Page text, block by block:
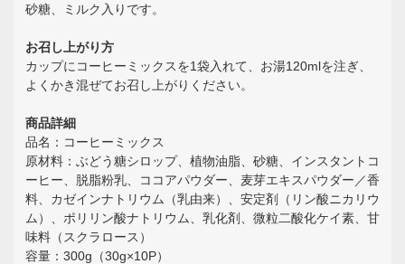
砂糖、ミルク入りです。
お召し上がり方
カップにコーヒーミックスを1袋入れて、お湯120mlを注ぎ、
よくかき混ぜてお召し上がりください。
商品詳細
品名：コーヒーミックス
原材料：ぶどう糖シロップ、植物油脂、砂糖、インスタントコ
ーヒー、脱脂粉乳、ココアパウダー、麦芽エキスパウダー／香
料、カゼインナトリウム（乳由来）、安定剤（リン酸ニカリウ
ム）、ポリリン酸ナトリウム、乳化剤、微粒二酸化ケイ素、甘
味料（スクラロース）
容量：300g（30g×10P）